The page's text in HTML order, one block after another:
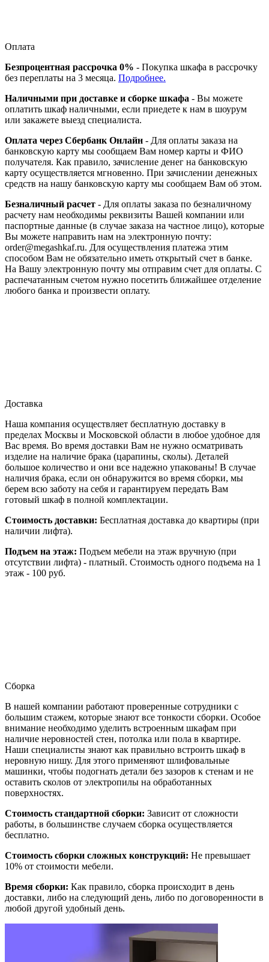
Оплата
Безпроцентная рассрочка 0% - Покупка шкафа в рассрочку
без переплаты на 3 месяца. Подробнее.
Наличными при доставке и сборке шкафа - Вы можете
оплатить шкаф наличными, если приедете к нам в шоурум
или закажете выезд специалиста.
Оплата через Сбербанк Онлайн - Для оплаты заказа на
банковскую карту мы сообщаем Вам номер карты и ФИО
получателя. Как правило, зачисление денег на банковскую
карту осуществляется мгновенно. При зачислении денежных
средств на нашу банковскую карту мы сообщаем Вам об этом.
Безналичный расчет - Для оплаты заказа по безналичному
расчету нам необходимы реквизиты Вашей компании или
паспортные данные (в случае заказа на частное лицо), которые
Вы можете направить нам на электронную почту:
order@megashkaf.ru. Для осуществления платежа этим
способом Вам не обязательно иметь открытый счет в банке.
На Вашу электронную почту мы отправим счет для оплаты. С
распечатанным счетом нужно посетить ближайшее отделение
любого банка и произвести оплату.
Доставка
Наша компания осуществляет бесплатную доставку в
пределах Москвы и Московской области в любое удобное для
Вас время. Во время доставки Вам не нужно осматривать
изделие на наличие брака (царапины, сколы). Деталей
большое количество и они все надежно упакованы! В случае
наличия брака, если он обнаружится во время сборки, мы
берем всю заботу на себя и гарантируем передать Вам
готовый шкаф в полной комплектации.
Стоимость доставки: Бесплатная доставка до квартиры (при
наличии лифта).
Подъем на этаж: Подъем мебели на этаж вручную (при
отсутствии лифта) - платный. Стоимость одного подъема на 1
этаж - 100 руб.
Сборка
В нашей компании работают проверенные сотрудники с
большим стажем, которые знают все тонкости сборки. Особое
внимание необходимо уделить встроенным шкафам при
наличие неровностей стен, потолка или пола в квартире.
Наши специалисты знают как правильно встроить шкаф в
неровную нишу. Для этого применяют шлифовальные
машинки, чтобы подогнать детали без зазоров к стенам и не
оставить сколов от электропилы на обработанных
поверхностях.
Стоимость стандартной сборки: Зависит от сложности
работы, в большинстве случаем сборка осуществляется
бесплатно.
Стоимость сборки сложных конструкций: Не превышает
10% от стоимости мебели.
Время сборки: Как правило, сборка происходит в день
доставки, либо на следующий день, либо по договоренности в
любой другой удобный день.